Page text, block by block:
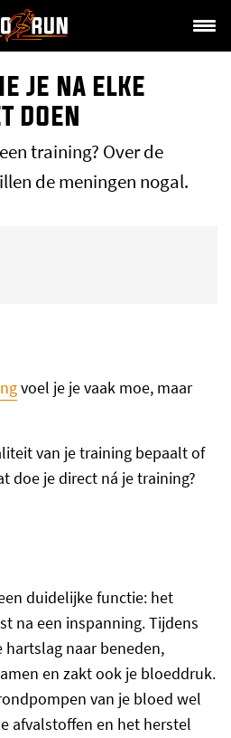
je na elke
doen
training? Over de
de meningen nogal.
voel je je vaak moe, maar
van je training bepaalt of
doe je direct ná je training?
duidelijke functie: het
na een inspanning. Tijdens
naar beneden,
en zakt ook je bloeddruk.
van je bloed wel
afvalstoffen en het herstel